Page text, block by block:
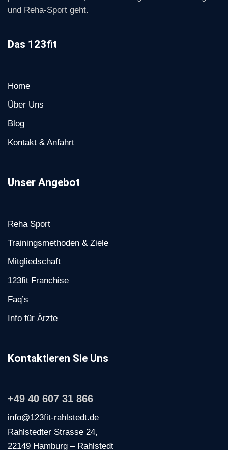
und Reha-Sport geht.
Das 123fit
Home
Über Uns
Blog
Kontakt & Anfahrt
Unser Angebot
Reha Sport
Trainingsmethoden & Ziele
Mitgliedschaft
123fit Franchise
Faq’s
Info für Ärzte
Kontaktieren Sie Uns
+49 40 607 31 866
info@123fit-rahlstedt.de
Rahlstedter Strasse 24,
22149 Hamburg – Rahlstedt